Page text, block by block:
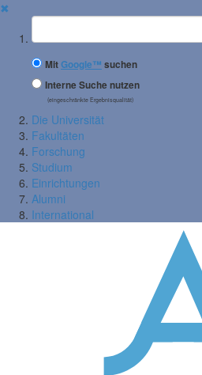
✖
Suchbegriff
MitGoogle™ suchen
Interne Suche nutzen
(eingeschränkte Ergebnisqualität)
Die Universität
Fakultäten
Forschung
Studium
Einrichtungen
Alumni
International